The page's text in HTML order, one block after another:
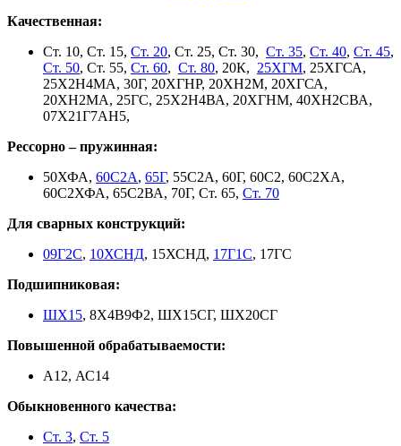
Качественная:
Ст. 10, Ст. 15, Ст. 20, Ст. 25, Ст. 30, Ст. 35, Ст. 40, Ст. 45,
Ст. 50, Ст. 55, Ст. 60, Ст. 80, 20К, 25ХГМ, 25ХГСА,
25Х2Н4МА, 30Г, 20ХГНР, 20ХН2М, 20ХГСА,
20ХН2МА, 25ГС, 25Х2Н4ВА, 20ХГНМ, 40ХН2СВА,
07Х21Г7АН5,
Рессорно – пружинная:
50ХФА, 60С2А, 65Г, 55С2А, 60Г, 60С2, 60С2ХА,
60С2ХФА, 65С2ВА, 70Г, Ст. 65, Ст. 70
Для сварных конструкций:
09Г2С, 10ХСНД, 15ХСНД, 17Г1С, 17ГС
Подшипниковая:
ШХ15, 8Х4В9Ф2, ШХ15СГ, ШХ20СГ
Повышенной обрабатываемости:
А12, АС14
Обыкновенного качества:
Ст. 3, Ст. 5